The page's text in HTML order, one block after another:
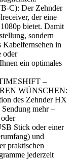
C): Der Zehnder
der eine
bietet. Damit
sondern
in
oder
ein optimales
–
WÜNSCHEN:
des Zehnder HX
mehr –
Stick oder einer
und
praktischen
jederzeit